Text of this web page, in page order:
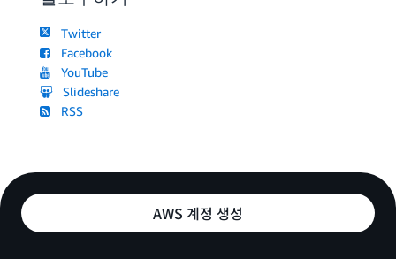
Twitter
Facebook
YouTube
Slideshare
RSS
AWS 계정 생성